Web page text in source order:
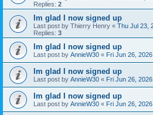
Replies: 2
Im glad I now signed up
Last post by Thierry Henry « Thu Jul 23,
Replies: 3
Im glad I now signed up
Last post by AnnieW30 « Fri Jun 26,
Im glad I now signed up
Last post by AnnieW30 « Fri Jun 26,
Im glad I now signed up
Last post by AnnieW30 « Fri Jun 26,